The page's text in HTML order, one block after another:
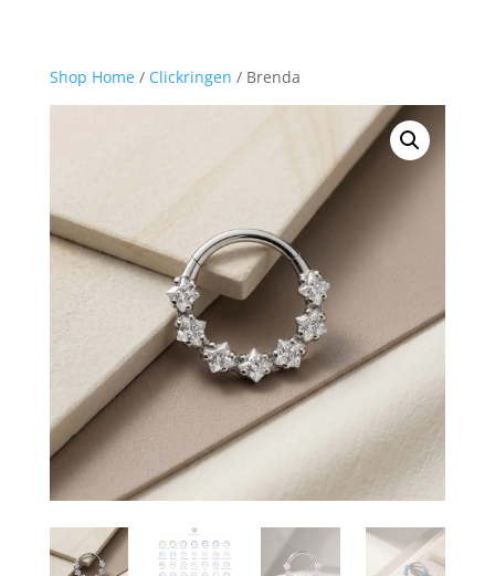
Shop Home/ Clickringen / Brenda